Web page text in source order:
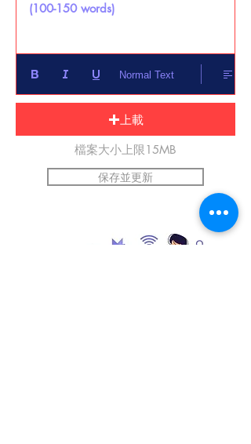
(100-150 words)
Normal Text
上載
檔案大小上限15MB
保存並更新